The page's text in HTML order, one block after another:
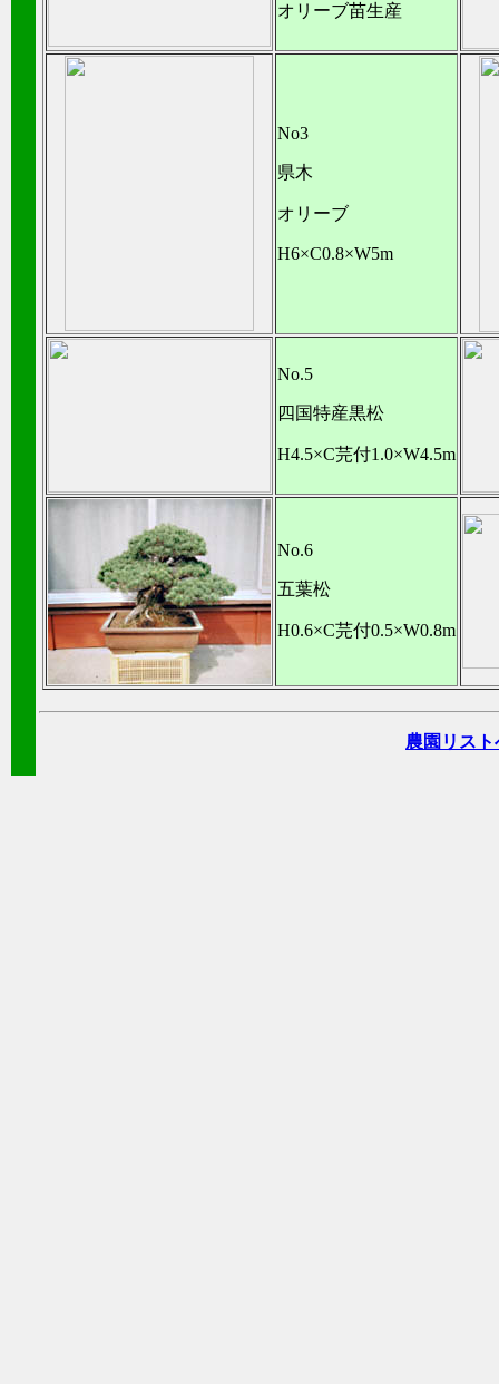
オリーブ苗生産
No3
県木
オリーブ
H6×C0.8×W5m
No.5
四国特産黒松
H4.5×C芫付1.0×W4.5m
No.6
五葉松
H0.6×C芫付0.5×W0.8m
農園リスト